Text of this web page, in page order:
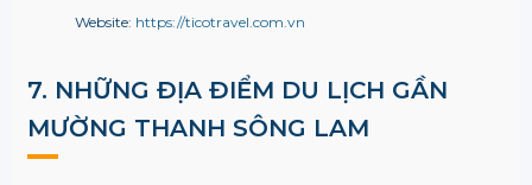
Website: https://ticotravel.com.vn
7. NHỮNG ĐỊA ĐIỂM DU LỊCH GẦN
MƯỜNG THANH SÔNG LAM